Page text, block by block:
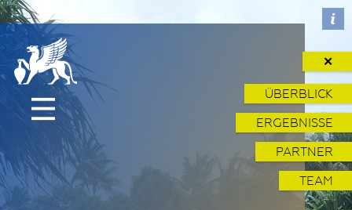
✕
ÜBERBLICK
ERGEBNISSE
PARTNER
TEAM